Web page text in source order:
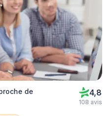
de
4,8
108 avis